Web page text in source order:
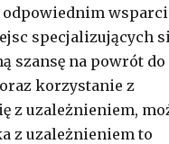
odpowiednim
specjalizujących
szansę na powrót do
korzystanie z
z uzależnieniem,
z uzależnieniem to